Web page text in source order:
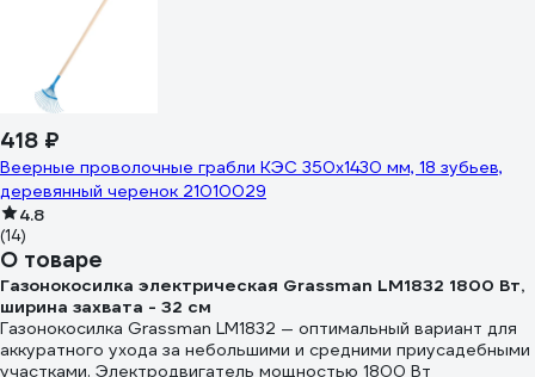
418 ₽
Веерные проволочные грабли КЭС 350x1430 мм, 18 зубьев,
деревянный черенок 21010029
4.8
(14)
О товаре
Газонокосилка электрическая Grassman LM1832 1800 Вт,
ширина захвата - 32 см
Газонокосилка Grassman LM1832 — оптимальный вариант для
аккуратного ухода за небольшими и средними приусадебными
участками. Электродвигатель мощностью 1800 Вт